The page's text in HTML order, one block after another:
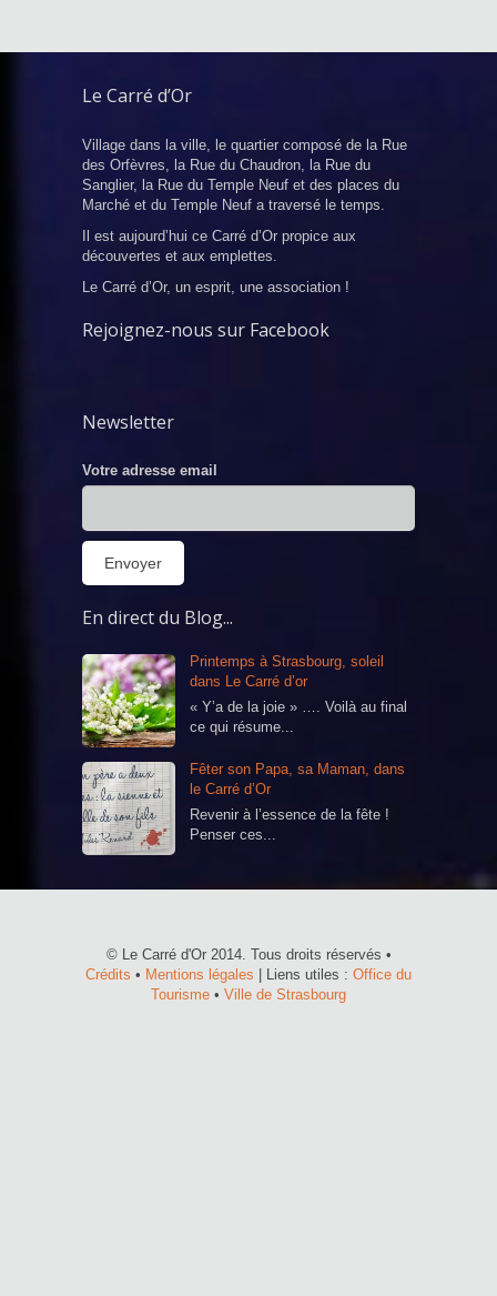
Le Carré d’Or
Village dans la ville, le quartier composé de la Rue
des Orfèvres, la Rue du Chaudron, la Rue du
Sanglier, la Rue du Temple Neuf et des places du
Marché et du Temple Neuf a traversé le temps.
Il est aujourd’hui ce Carré d’Or propice aux
découvertes et aux emplettes.
Le Carré d’Or, un esprit, une association !
Rejoignez-nous sur Facebook
Newsletter
Votre adresse email
En direct du Blog...
Printemps à Strasbourg, soleil
dans Le Carré d’or
« Y’a de la joie » …. Voilà au final
ce qui résume...
Fêter son Papa, sa Maman, dans
le Carré d’Or
Revenir à l’essence de la fête !
Penser ces...
© Le Carré d'Or 2014. Tous droits réservés •
Crédits • Mentions légales | Liens utiles : Office du
Tourisme • Ville de Strasbourg